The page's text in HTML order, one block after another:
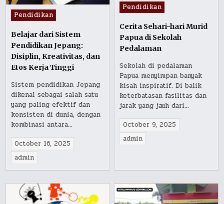
Posted
in
Pendidikan
Belajar dari Sistem
Pendidikan Jepang:
Disiplin, Kreativitas, dan
Etos Kerja Tinggi
Sistem pendidikan Jepang
dikenal sebagai salah satu
yang paling efektif dan
konsisten di dunia, dengan
kombinasi antara…
October 16, 2025
admin
Posted
in
Pendidikan
Cerita Sehari-hari Murid
Papua di Sekolah
Pedalaman
Sekolah di pedalaman
Papua menyimpan banyak
kisah inspiratif. Di balik
keterbatasan fasilitas dan
jarak yang jauh dari…
October 9, 2025
admin